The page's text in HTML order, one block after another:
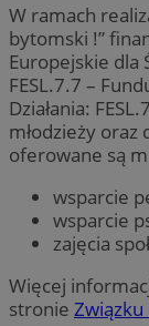
W ramach
bytomski !”
Europejskie dla
FESL.7.7 –
Działania:
młodzieży oraz
oferowane są
wsparcie
wsparcie
zajęcia
Więcej
stronie